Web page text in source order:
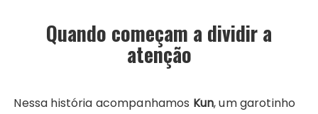
Quando começam a dividir a
atenção
Nessa história acompanhamos Kun, um garotinho